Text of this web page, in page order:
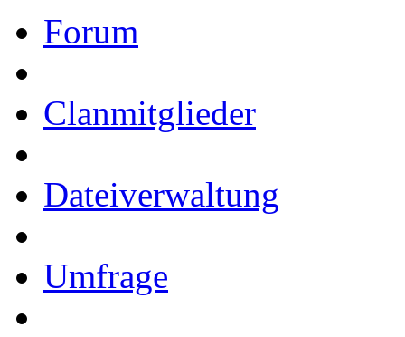
Forum
Clanmitglieder
Dateiverwaltung
Umfrage